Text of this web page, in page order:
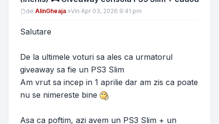
Mesaj
de AlinGheaja »Vin Apr 03, 2026 9:41 pm
Salutare
De la ultimele voturi sa ales ca urmatorul
giveaway sa fie un PS3 Slim
Am vrut sa incep in 1 aprilie dar am zis ca poate
nu se nimereste bine
Asa ca poftim, azi avem un PS3 Slim + un